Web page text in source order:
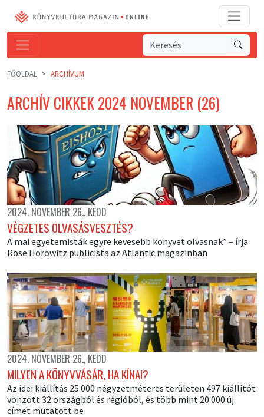
FŐOLDAL ARCHÍVUM
ARCHÍV CIKKEK 2024 NOVEMBER (26)
2024. NOVEMBER 26., KEDD
VÉGZETES OLVASÁSVESZTÉS?
A mai egyetemisták egyre kevesebb könyvet olvasnak” – írja
Rose Horowitz publicista az Atlantic magazinban
2024. NOVEMBER 26., KEDD
MILYEN A KÖNYVVÁSÁR, HA KÍNAI?
Az idei kiállítás 25 000 négyzetméteres területen 497 kiállítót
vonzott 32 országból és régióból, és több mint 20 000 új
címet mutatott be